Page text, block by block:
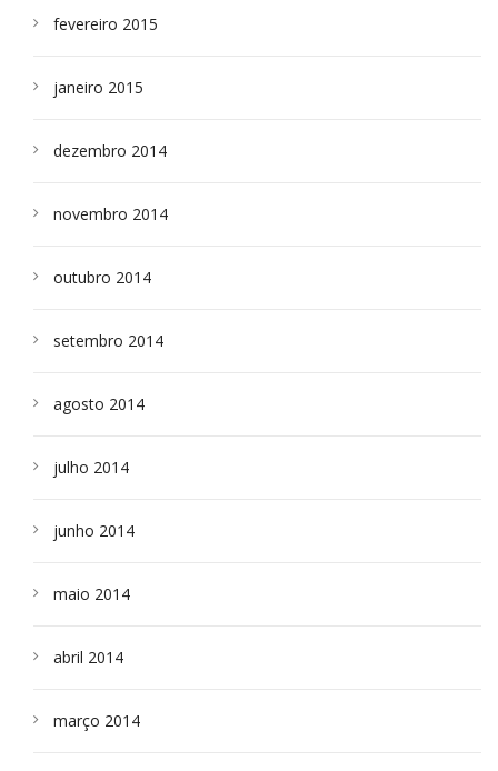
fevereiro 2015
janeiro 2015
dezembro 2014
novembro 2014
outubro 2014
setembro 2014
agosto 2014
julho 2014
junho 2014
maio 2014
abril 2014
março 2014